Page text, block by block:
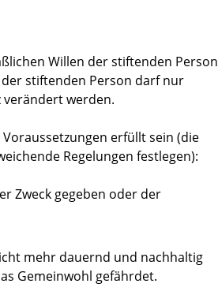
Willen der stiftenden Person
stiftenden Person darf nur
werden.
erfüllt sein (die
Regelungen festlegen):
Zweck gegeben oder der
mehr dauernd und nachhaltig
Gemeinwohl gefährdet.